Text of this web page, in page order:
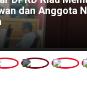
dan Anggota